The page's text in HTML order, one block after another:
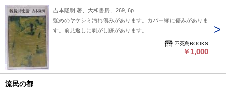
吉本隆明 著、大和書房、269, 6p
強めのヤケシミ汚れ傷みがあります。カバー縁に傷みがありま
す。前見返しに剥がし跡があります。
不死鳥BOOKS
￥1,000
流民の都